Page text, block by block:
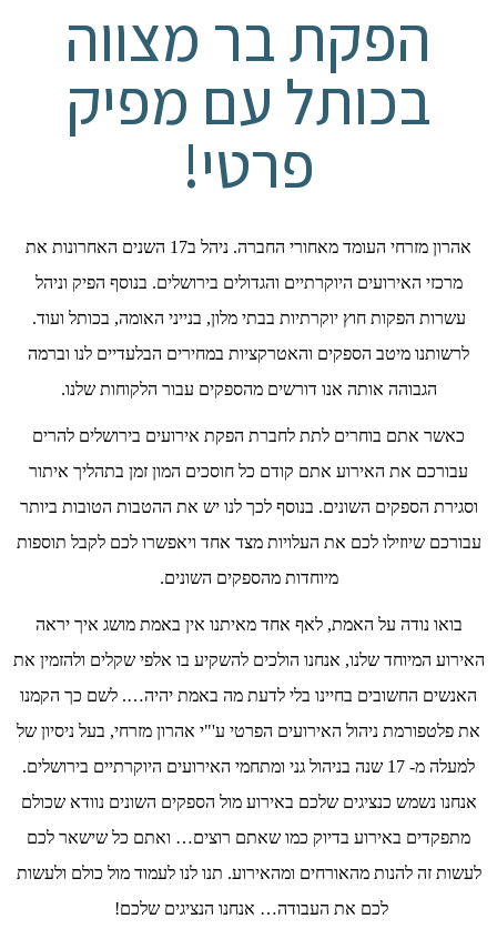
הפקת בר מצווה
בכותל עם מפיק
פרטי!
אהרון מזרחי העומד מאחורי החברה. ניהל ב17 השנים האחרונות את
מרכזי האירועים היוקרתיים והגדולים בירושלים. בנוסף הפיק וניהל
עשרות הפקות חוץ יוקרתיות בבתי מלון, בנייני האומה, בכותל ועוד.
לרשותנו מיטב הספקים והאטרקציות במחירים הבלעדיים לנו וברמה
הגבוהה אותה אנו דורשים מהספקים עבור הלקוחות שלנו.
כאשר אתם בוחרים לתת לחברת הפקת אירועים בירושלים להרים
עבורכם את האירוע אתם קודם כל חוסכים המון זמן בתהליך איתור
וסגירת הספקים השונים. בנוסף לכך לנו יש את ההטבות הטובות ביותר
עבורכם שיוזילו לכם את העלויות מצד אחד ויאפשרו לכם לקבל תוספות
מיוחדות מהספקים השונים.
בואו נודה על האמת, לאף אחד מאיתנו אין באמת מושג איך יראה
האירוע המיוחד שלנו, אנחנו הולכים להשקיע בו אלפי שקלים ולהזמין את
האנשים החשובים בחיינו בלי לדעת מה באמת יהיה…. לשם כך הקמנו
את פלטפורמת ניהול האירועים הפרטי ע'"י אהרון מזרחי, בעל ניסיון של
למעלה מ- 17 שנה בניהול גני ומתחמי האירועים היוקרתיים בירושלים.
אנחנו נשמש כנציגים שלכם באירוע מול הספקים השונים נוודא שכולם
מתפקדים באירוע בדיוק כמו שאתם רוצים… ואתם כל שישאר לכם
לעשות זה להנות מהאורחים ומהאירוע. תנו לנו לעמוד מול כולם ולעשות
לכם את העבודה… אנחנו הנציגים שלכם!